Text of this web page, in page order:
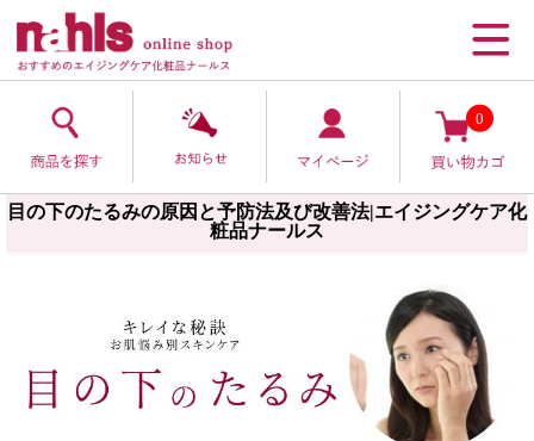
0
目の下のたるみの原因と予防法及び改善法|エイジングケア化
粧品ナールス